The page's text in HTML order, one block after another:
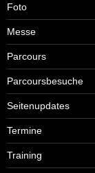
Foto
Messe
Parcours
Parcoursbesuche
Seitenupdates
Termine
Training